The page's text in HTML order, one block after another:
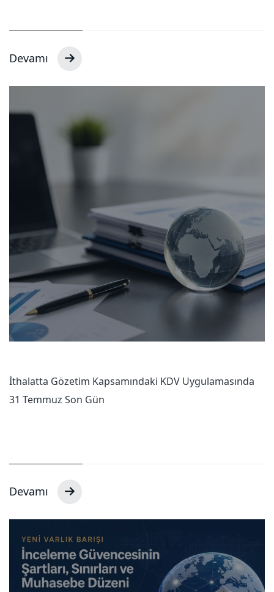
Devamı
İthalatta Gözetim Kapsamındaki KDV Uygulamasında
31 Temmuz Son Gün
Devamı